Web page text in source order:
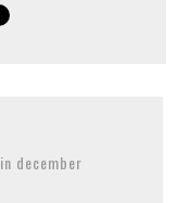
december